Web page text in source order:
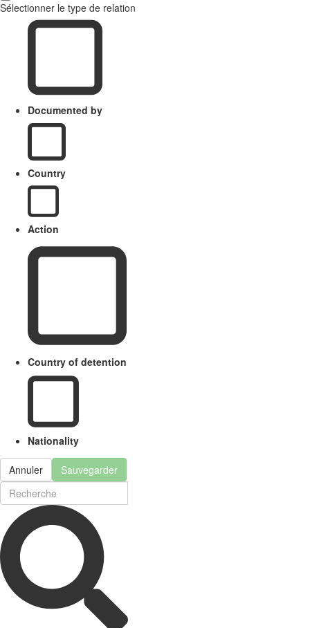
Sélectionner le type de relation
Documented by
Country
Action
Country of detention
Nationality
Annuler Sauvegarder